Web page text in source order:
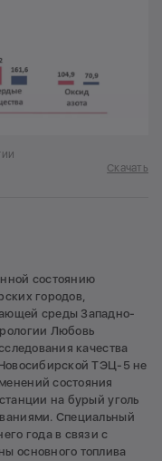
Скачать
состоянию
городов,
среды Западно-
Любовь
качества
ТЭЦ-5 не
состояния
на бурый уголь
Специальный
года в связи с
основного топлива